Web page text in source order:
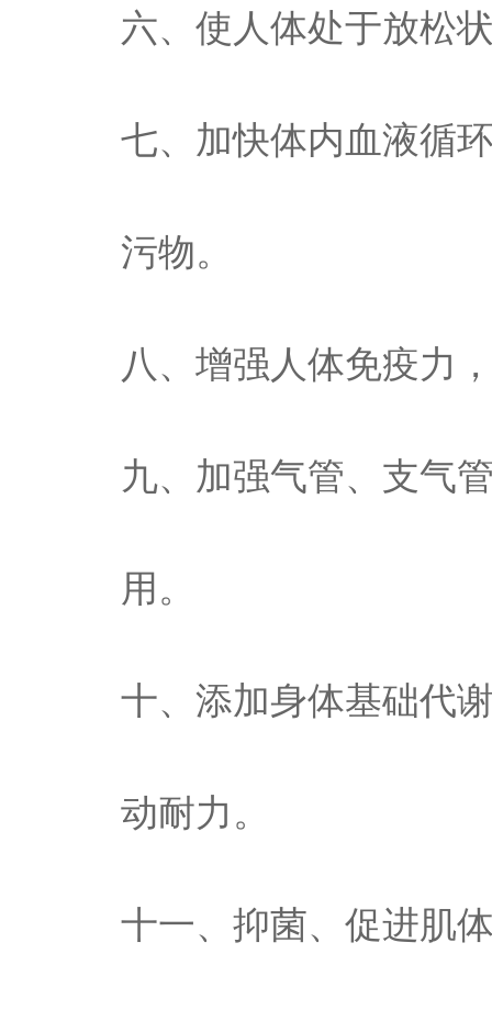
六、使人体处于放松
七、加快体内血液循
污物。
八、增强人体免疫力
九、加强气管、支气
用。
十、添加身体基础代
动耐力。
十一、抑菌、促进肌